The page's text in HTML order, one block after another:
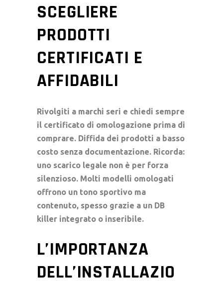
SCEGLIERE
PRODOTTI
CERTIFICATI E
AFFIDABILI
Rivolgiti a marchi seri e chiedi sempre
il certificato di omologazione prima di
comprare. Diffida dei prodotti a basso
costo senza documentazione. Ricorda:
uno scarico legale non è per forza
silenzioso. Molti modelli omologati
offrono un tono sportivo ma
contenuto, spesso grazie a un DB
killer integrato o inseribile.
L’IMPORTANZA
DELL’INSTALLAZIO